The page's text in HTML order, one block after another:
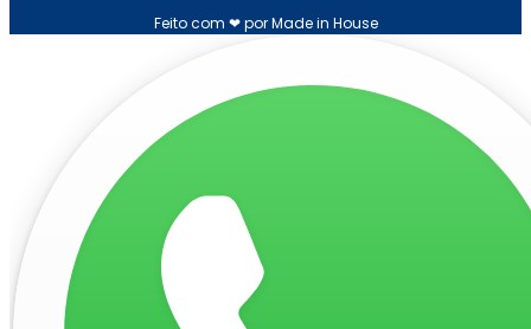
Feito com ❤ por Made in House